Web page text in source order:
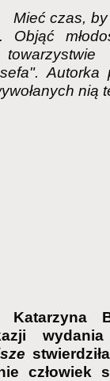
Mieć czas,
Objąć
Autorka
nią
Katarzyna
człowiek